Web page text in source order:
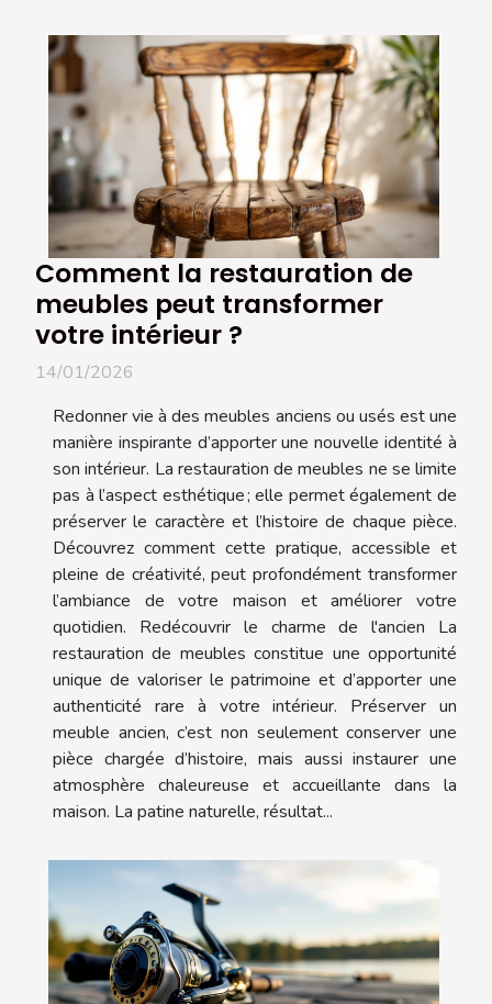
Comment la restauration de
meubles peut transformer
votre intérieur ?
14/01/2026
Redonner vie à des meubles anciens ou usés est une
manière inspirante d’apporter une nouvelle identité à
son intérieur. La restauration de meubles ne se limite
pas à l’aspect esthétique ; elle permet également de
préserver le caractère et l’histoire de chaque pièce.
Découvrez comment cette pratique, accessible et
pleine de créativité, peut profondément transformer
l’ambiance de votre maison et améliorer votre
quotidien. Redécouvrir le charme de l'ancien La
restauration de meubles constitue une opportunité
unique de valoriser le patrimoine et d’apporter une
authenticité rare à votre intérieur. Préserver un
meuble ancien, c’est non seulement conserver une
pièce chargée d’histoire, mais aussi instaurer une
atmosphère chaleureuse et accueillante dans la
maison. La patine naturelle, résultat...